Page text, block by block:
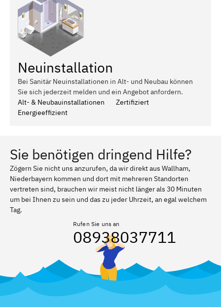
Neuinstallation
Bei Sanitär Neuinstallationen in Alt- und Neubau können
Sie sich jederzeit melden und ein Angebot anfordern.
Alt- & Neubauinstallationen
Zertifiziert
Energieeffizient
Sie benötigen dringend Hilfe?
Zögern Sie nicht uns anzurufen, da wir direkt aus Wallham,
Niederbayern kommen und dort mit mehreren Standorten
vertreten sind, brauchen wir meist nicht länger als 30 Minuten
um bei Ihnen zu sein und das zu jeder Uhrzeit, an egal welchem
Tag.
Rufen Sie uns an
08938037711